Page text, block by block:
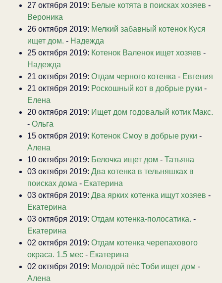
27 октября 2019: Белые котята в поисках хозяев -
Вероника
26 октября 2019: Мелкий забавный котенок Куся
ищет дом. - Надежда
25 октября 2019: Котенок Валенок ищет хозяев -
Надежда
21 октября 2019: Отдам черного котенка - Евгения
21 октября 2019: Роскошный кот в добрые руки -
Елена
20 октября 2019: Ищет дом годовалый котик Макс.
- Ольга
15 октября 2019: Котенок Смоу в добрые руки -
Алена
10 октября 2019: Белочка ищет дом - Татьяна
03 октября 2019: Два котенка в тельняшках в
поисках дома - Екатерина
03 октября 2019: Два ярких котенка ищут хозяев -
Екатерина
03 октября 2019: Отдам котенка-полосатика. -
Екатерина
02 октября 2019: Отдам котенка черепахового
окраса. 1.5 мес - Екатерина
02 октября 2019: Молодой пёс Тоби ищет дом -
Алена